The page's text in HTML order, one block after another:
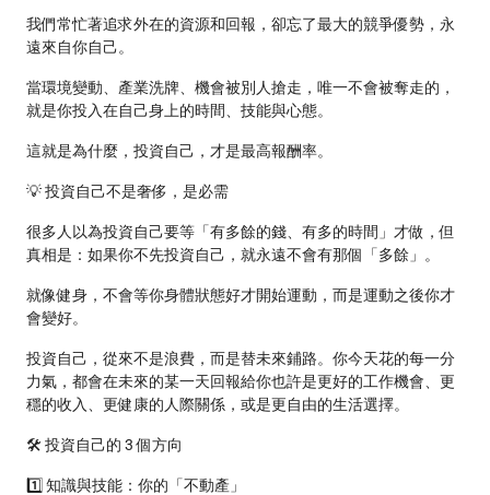
我們常忙著追求外在的資源和回報，卻忘了最大的競爭優勢，永
遠來自你自己。
當環境變動、產業洗牌、機會被別人搶走，唯一不會被奪走的，
就是你投入在自己身上的時間、技能與心態。
這就是為什麼，投資自己，才是最高報酬率。
💡 投資自己不是奢侈，是必需
很多人以為投資自己要等「有多餘的錢、有多的時間」才做，但
真相是：如果你不先投資自己，就永遠不會有那個「多餘」。
就像健身，不會等你身體狀態好才開始運動，而是運動之後你才
會變好。
投資自己，從來不是浪費，而是替未來鋪路。你今天花的每一分
力氣，都會在未來的某一天回報給你也許是更好的工作機會、更
穩的收入、更健康的人際關係，或是更自由的生活選擇。
🛠 投資自己的 3 個方向
1️⃣ 知識與技能：你的「不動產」